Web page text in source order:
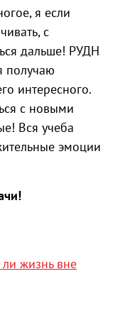
я если
с
дальше! РУДН
получаю
интересного.
с новыми
Вся учеба
эмоции
жизнь вне